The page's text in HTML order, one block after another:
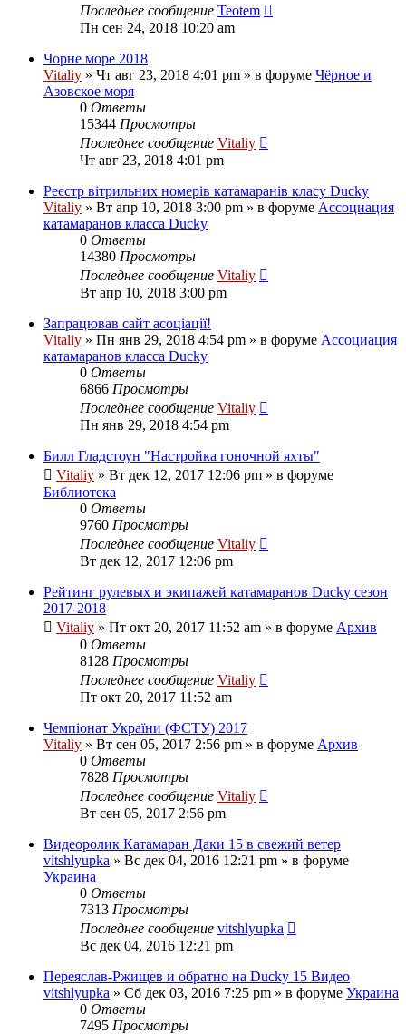
Последнее сообщение Teotem
Пн сен 24, 2018 10:20 am
Чорне море 2018
Vitaliy » Чт авг 23, 2018 4:01 pm » в форуме Чёрное и
Азовское моря
0 Ответы
15344 Просмотры
Последнее сообщение Vitaliy
Чт авг 23, 2018 4:01 pm
Реєстр вітрильних номерів катамаранів класу Ducky
Vitaliy » Вт апр 10, 2018 3:00 pm » в форуме Ассоциация
катамаранов класса Ducky
0 Ответы
14380 Просмотры
Последнее сообщение Vitaliy
Вт апр 10, 2018 3:00 pm
Запрацював сайт асоціації!
Vitaliy » Пн янв 29, 2018 4:54 pm » в форуме Ассоциация
катамаранов класса Ducky
0 Ответы
6866 Просмотры
Последнее сообщение Vitaliy
Пн янв 29, 2018 4:54 pm
Билл Гладстоун "Настройка гоночной яхты"
Vitaliy » Вт дек 12, 2017 12:06 pm » в форуме
Библиотека
0 Ответы
9760 Просмотры
Последнее сообщение Vitaliy
Вт дек 12, 2017 12:06 pm
Рейтинг рулевых и экипажей катамаранов Ducky сезон
2017-2018
Vitaliy » Пт окт 20, 2017 11:52 am » в форуме Архив
0 Ответы
8128 Просмотры
Последнее сообщение Vitaliy
Пт окт 20, 2017 11:52 am
Чемпіонат України (ФСТУ) 2017
Vitaliy » Вт сен 05, 2017 2:56 pm » в форуме Архив
0 Ответы
7828 Просмотры
Последнее сообщение Vitaliy
Вт сен 05, 2017 2:56 pm
Видеоролик Катамаран Даки 15 в свежий ветер
vitshlyupka » Вс дек 04, 2016 12:21 pm » в форуме
Украина
0 Ответы
7313 Просмотры
Последнее сообщение vitshlyupka
Вс дек 04, 2016 12:21 pm
Переяслав-Ржищев и обратно на Ducky 15 Видео
vitshlyupka » Сб дек 03, 2016 7:25 pm » в форуме Украина
0 Ответы
7495 Просмотры